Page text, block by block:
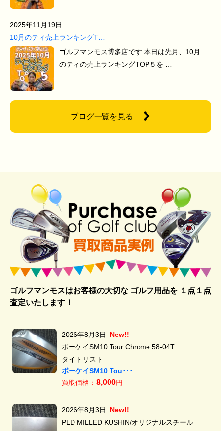
2025年11月19日
10月のティ売上ランキングT…
ゴルフマンモス博多店です 本日は先月、10月
のティの売上ランキングTOP５を …
ブログ一覧を見る
ゴルフマンモスはお客様の大切な ゴルフ用品を１点１点
査定いたします！
2026年8月3日
New!!
ボーケイSM10 Tour Chrome 58-04T
タイトリスト
ボーケイSM10 Tou･･･
買取価格： 8,000円
2026年8月3日
New!!
PLD MILLED KUSHIN/オリジナルスチール